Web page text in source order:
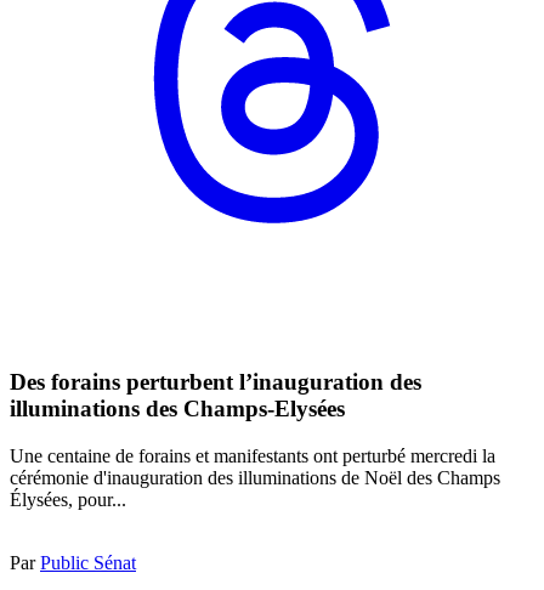
Des forains perturbent l’inauguration des
illuminations des Champs-Elysées
Une centaine de forains et manifestants ont perturbé mercredi la
cérémonie d'inauguration des illuminations de Noël des Champs
Élysées, pour...
ParPublic Sénat